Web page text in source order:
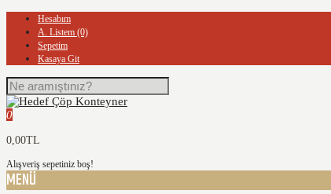
Hesabım
A. Listem (0)
Sepetim
Kasaya Git
0
0,00TL
Alışveriş sepetiniz boş!
MENÜ